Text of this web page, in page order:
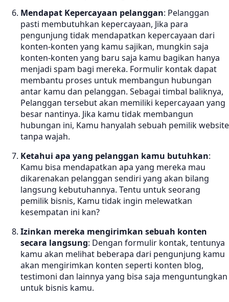
Mendapat Kepercayaan pelanggan: Pelanggan
pasti membutuhkan kepercayaan, Jika para
pengunjung tidak mendapatkan kepercayaan dari
konten-konten yang kamu sajikan, mungkin saja
konten-konten yang baru saja kamu bagikan hanya
menjadi spam bagi mereka. Formulir kontak dapat
membantu proses untuk membangun hubungan
antar kamu dan pelanggan. Sebagai timbal baliknya,
Pelanggan tersebut akan memiliki kepercayaan yang
besar nantinya. Jika kamu tidak membangun
hubungan ini, Kamu hanyalah sebuah pemilik website
tanpa wajah.
Ketahui apa yang pelanggan kamu butuhkan:
Kamu bisa mendapatkan apa yang mereka mau
dikarenakan pelanggan sendiri yang akan bilang
langsung kebutuhannya. Tentu untuk seorang
pemilik bisnis, Kamu tidak ingin melewatkan
kesempatan ini kan?
Izinkan mereka mengirimkan sebuah konten
secara langsung: Dengan formulir kontak, tentunya
kamu akan melihat beberapa dari pengunjung kamu
akan mengirimkan konten seperti konten blog,
testimoni dan lainnya yang bisa saja menguntungkan
untuk bisnis kamu.